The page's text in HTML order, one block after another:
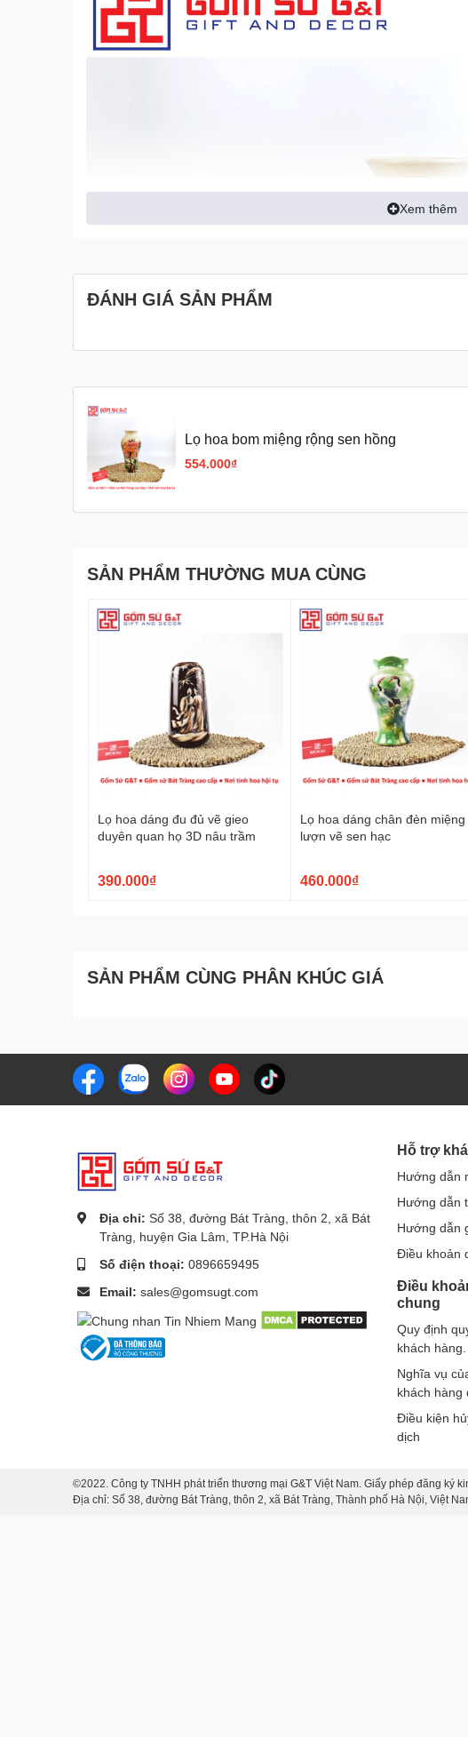
Chạm Khắc Độc Đáo - Nét Quyến Rũ Và Sự
Sự tinh tế, khéo léo trên lọ hoa bom miệng rộng sen hồng
tạo
hiện thông qua từng đường nét vẽ tinh tế. Bàn tay của người thợ
nhấn nổi bật, tạo nên sự tinh tế và nghệ thuật trên mỗi sản phẩm.
Xem thêm
ĐÁNH GIÁ SẢN PHẨM
Lọ hoa bom miệng rộng sen hồng
554.000₫
SẢN PHẨM THƯỜNG MUA CÙNG
Lọ hoa dáng đu đủ vẽ gieo
duyên quan họ 3D nâu trầm
390.000₫
Lọ hoa dáng chân đèn miệng
lượn vẽ sen hạc
460.000₫
SẢN PHẨM CÙNG PHÂN KHÚC GIÁ
Địa chỉ: Số 38, đường Bát Tràng, thôn 2, xã Bát
Tràng, huyện Gia Lâm, TP.Hà Nội
Số điện thoại: 0896659495
Email: sales@gomsugt.com
Hỗ trợ
Hướng dẫn
Hướng dẫn
Hướng dẫn
Điều khoản
Điều
chung
Quy định
khách hàng.
Nghĩa vụ
khách hàng
Điều kiện
dịch
©2022. Công ty TNHH phát triển thương mại G&T Việt Nam. Giấy phép đăng ký
Địa chỉ: Số 38, đường Bát Tràng, thôn 2, xã Bát Tràng, Thành phố Hà Nội, Việt